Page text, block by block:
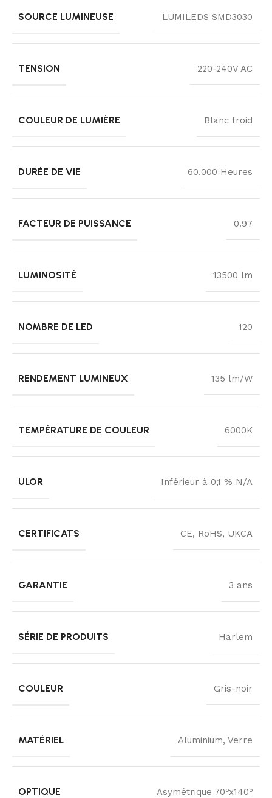
SOURCE LUMINEUSE LUMILEDS SMD3030
TENSION 220-240V AC
COULEUR DE LUMIÈRE Blanc froid
DURÉE DE VIE 60.000 Heures
FACTEUR DE PUISSANCE 0.97
LUMINOSITÉ 13500 lm
NOMBRE DE LED 120
RENDEMENT LUMINEUX 135 lm/W
TEMPÉRATURE DE COULEUR 6000K
ULOR Inférieur à 0,1 % N/A
CERTIFICATS CE, RoHS, UKCA
GARANTIE 3 ans
SÉRIE DE PRODUITS Harlem
COULEUR Gris-noir
MATÉRIEL Aluminium, Verre
OPTIQUE Asymétrique 70ºx140º